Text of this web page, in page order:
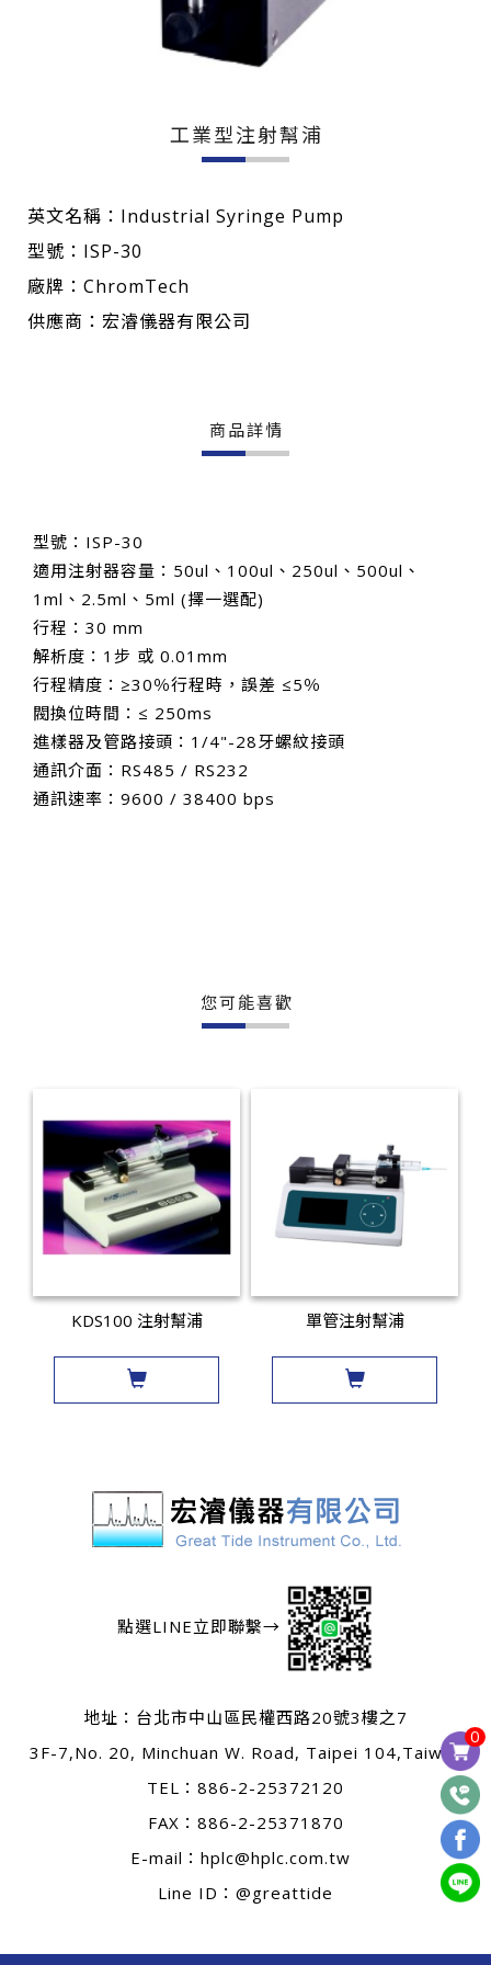
0
工業型注射幫浦
英文名稱：Industrial Syringe Pump
型號：ISP-30
廠牌：ChromTech
供應商：宏濬儀器有限公司
商品詳情
型號：ISP-30
適用注射器容量：50ul、100ul、250ul、500ul、
1ml、2.5ml、5ml (擇一選配)
行程：30 mm
解析度：1步 或 0.01mm
行程精度：≥30％行程時，誤差 ≤5％
閥換位時間：≤ 250ms
進樣器及管路接頭：1/4"-28牙螺紋接頭
通訊介面：RS485 / RS232
通訊速率：9600 / 38400 bps
您可能喜歡
KDS100 注射幫浦 單管注射幫浦
點選LINE立即聯繫→
地址： 台北市中山區民權西路20號3樓之7
3F-7,No. 20, Minchuan W. Road, Taipei 104,Taiwan
TEL： 886-2-25372120
FAX：886-2-25371870
E-mail： hplc@hplc.com.tw
Line ID：@greattide